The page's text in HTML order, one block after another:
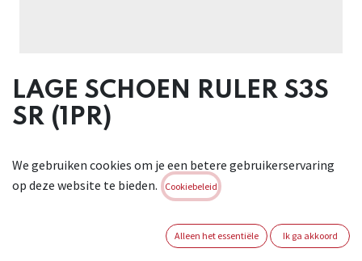
LAGE SCHOEN RULER S3S
SR (1PR)
met functionaliteit. Ze zijn gemaakt met een verstevigd
bovenwerk en een zeer duurzame zool en bieden optimale
stabiliteit en bescherming in veeleisende
werkomstandigheden. Geschikt voor professioneel gebruik
We gebruiken cookies om je een betere gebruikerservaring
op deze website te bieden.
Cookiebeleid
Alleen het essentiële Ik ga akkoord